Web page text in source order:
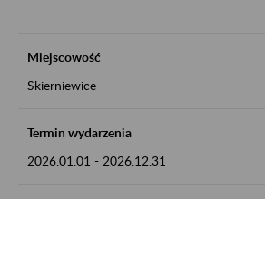
Miejscowość
Skierniewice
Termin wydarzenia
2026.01.01 - 2026.12.31